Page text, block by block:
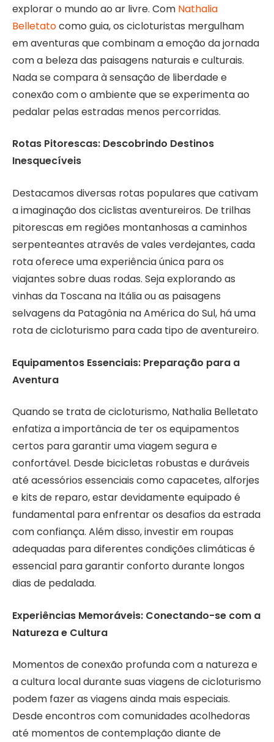
explorar o mundo ao ar livre. Com Nathalia
Belletatocomo guia, os cicloturistas mergulham
em aventuras que combinam a emoção da jornada
com a beleza das paisagens naturais e culturais.
Nada se compara à sensação de liberdade e
conexão com o ambiente que se experimenta ao
pedalar pelas estradas menos percorridas.
Rotas Pitorescas: Descobrindo Destinos
Inesquecíveis
Destacamos diversas rotas populares que cativam
a imaginação dos ciclistas aventureiros. De trilhas
pitorescas em regiões montanhosas a caminhos
serpenteantes através de vales verdejantes, cada
rota oferece uma experiência única para os
viajantes sobre duas rodas. Seja explorando as
vinhas da Toscana na Itália ou as paisagens
selvagens da Patagônia na América do Sul, há uma
rota de cicloturismo para cada tipo de aventureiro.
Equipamentos Essenciais: Preparação para a
Aventura
Quando se trata de cicloturismo, Nathalia Belletato
enfatiza a importância de ter os equipamentos
certos para garantir uma viagem segura e
confortável. Desde bicicletas robustas e duráveis
até acessórios essenciais como capacetes, alforjes
e kits de reparo, estar devidamente equipado é
fundamental para enfrentar os desafios da estrada
com confiança. Além disso, investir em roupas
adequadas para diferentes condições climáticas é
essencial para garantir conforto durante longos
dias de pedalada.
Experiências Memoráveis: Conectando-se com a
Natureza e Cultura
Momentos de conexão profunda com a natureza e
a cultura local durante suas viagens de cicloturismo
podem fazer as viagens ainda mais especiais.
Desde encontros com comunidades acolhedoras
até momentos de contemplação diante de